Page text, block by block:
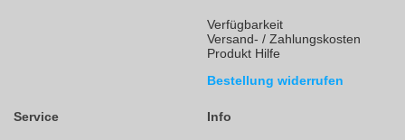
Verfügbarkeit
Versand- / Zahlungskosten
Produkt Hilfe
Bestellung widerrufen
Service Info